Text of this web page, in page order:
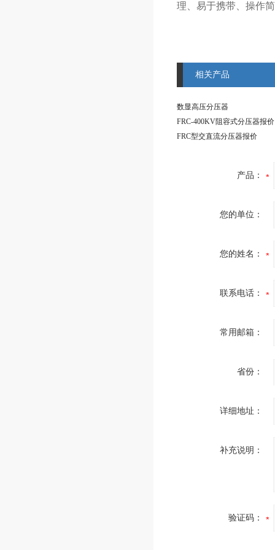
理、易于携带、操作
相关产品
数显高压分压器
FRC-400KV阻容式分压器报价
FRC型交直流分压器报价
产品：
您的单位：
您的姓名：
联系电话：
常用邮箱：
省份：
详细地址：
补充说明：
验证码：